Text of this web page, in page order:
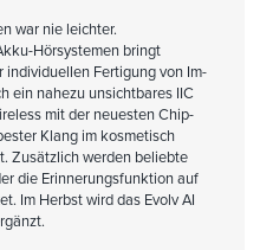
war nie leichter.
Hörsystemen bringt
Fertigung von Im-
ein nahezu unsichtbares IIC
mit der neuesten Chip-
Klang im kosmetisch
Zusätzlich werden beliebte
die Erinnerungsfunktion auf
Im Herbst wird das Evolv AI